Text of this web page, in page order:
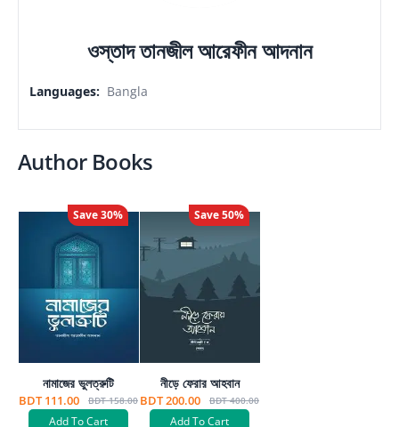
ওস্তাদ তানজীল আরেফীন আদনান
Languages: Bangla
Author Books
Save30%
নামাজের ভুলত্রুটি
BDT 111.00 BDT 158.00
Add To Cart
Save50%
নীড়ে ফেরার আহবান
BDT 200.00 BDT 400.00
Add To Cart